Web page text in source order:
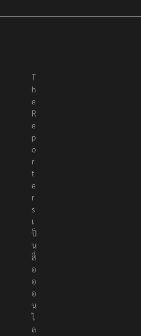
R
e
p
o
r
t
e
r
s
เ
ป็
น
สื่
อ
อ
อ
น
ไ
ล
น์
ที่
นำ